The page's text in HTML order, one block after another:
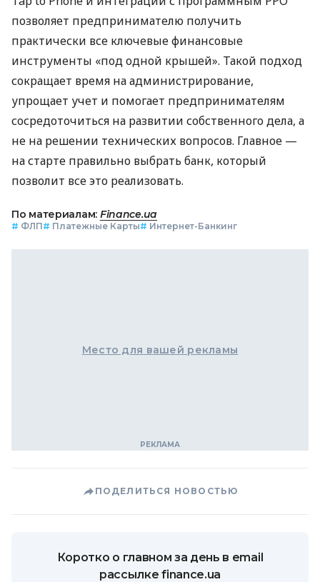
позволяет предпринимателю получить
практически все ключевые финансовые
инструменты «под одной крышей». Такой подход
сокращает время на администрирование,
упрощает учет и помогает предпринимателям
сосредоточиться на развитии собственного дела, а
не на решении технических вопросов. Главное —
на старте правильно выбрать банк, который
позволит все это реализовать.
По материалам: Finance.ua
# ФЛП# Платежные Карты# Интернет-Банкинг
Место для вашей рекламы
ПОДЕЛИТЬСЯ НОВОСТЬЮ
Коротко о главном за день в email
рассылке finance.ua